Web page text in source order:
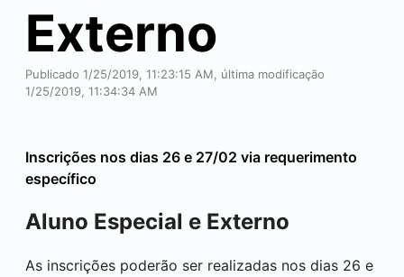
Externo
Publicado 1/25/2019, 11:23:15 AM, última modificação
1/25/2019, 11:34:34 AM
Inscrições nos dias 26 e 27/02 via requerimento
específico
Aluno Especial e Externo
As inscrições poderão ser realizadas nos dias 26 e